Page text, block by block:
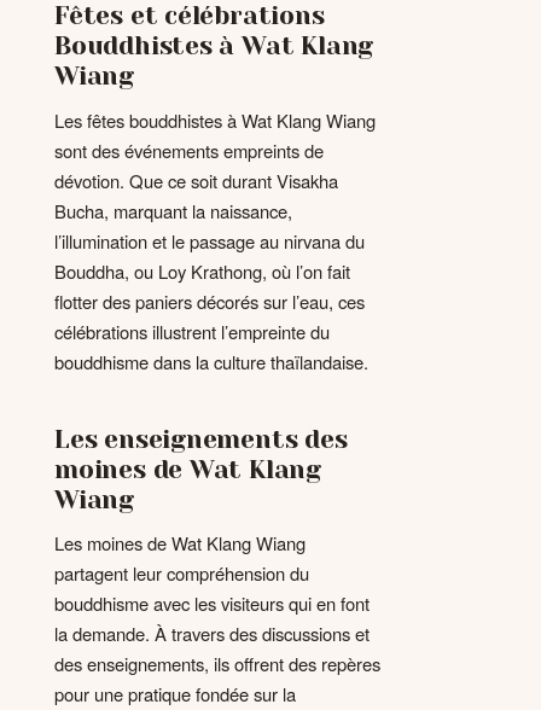
Fêtes et célébrations
Bouddhistes à Wat Klang
Wiang
Les fêtes bouddhistes à Wat Klang Wiang
sont des événements empreints de
dévotion. Que ce soit durant Visakha
Bucha, marquant la naissance,
l’illumination et le passage au nirvana du
Bouddha, ou Loy Krathong, où l’on fait
flotter des paniers décorés sur l’eau, ces
célébrations illustrent l’empreinte du
bouddhisme dans la culture thaïlandaise.
Les enseignements des
moines de Wat Klang
Wiang
Les moines de Wat Klang Wiang
partagent leur compréhension du
bouddhisme avec les visiteurs qui en font
la demande. À travers des discussions et
des enseignements, ils offrent des repères
pour une pratique fondée sur la